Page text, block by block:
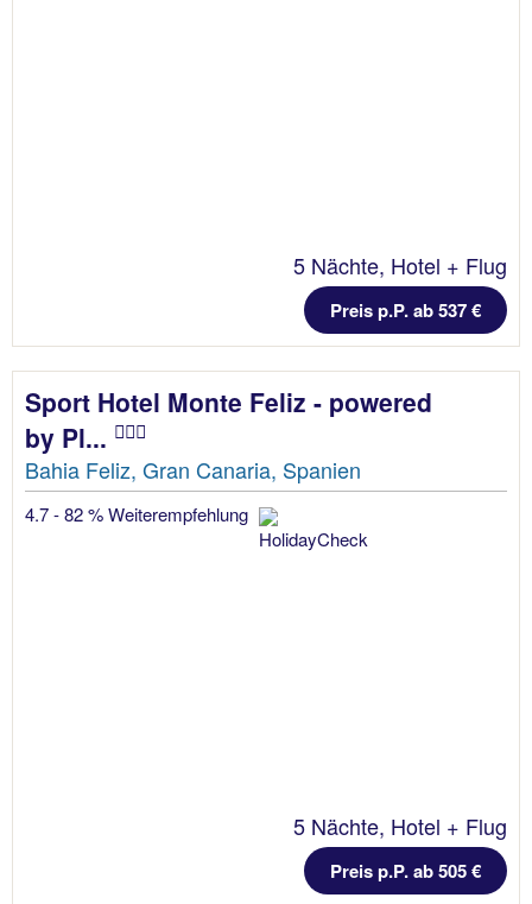
5 Nächte, Hotel + Flug
Preis p.P. ab 537 €
Sport Hotel Monte Feliz - powered
by Pl...
Bahia Feliz, Gran Canaria, Spanien
4.7 - 82 % Weiterempfehlung
5 Nächte, Hotel + Flug
Preis p.P. ab 505 €